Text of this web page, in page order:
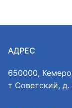
АДРЕС
650000,
т Советский, д.